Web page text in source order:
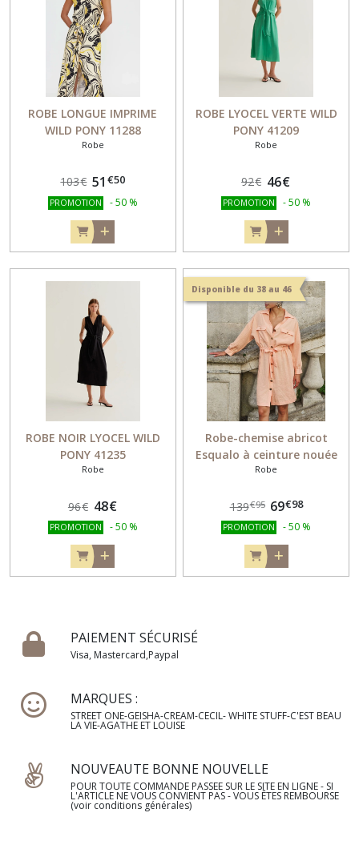
ROBE LONGUE IMPRIME
WILD PONY 11288
Robe
103€ 51 €50
PROMOTION -50 %
ROBE LYOCEL VERTE WILD
PONY 41209
Robe
92€ 46€
PROMOTION -50 %
ROBE NOIR LYOCEL WILD
PONY 41235
Robe
96€ 48€
PROMOTION -50 %
Disponible du 38 au 46
Robe-chemise abricot
Esqualo à ceinture nouée
10036
Robe
139€95 69€98
PROMOTION -50 %
PAIEMENT SÉCURISÉ
Visa, Mastercard,Paypal
MARQUES :
STREET ONE-GEISHA-CREAM-CECIL- WHITE STUFF-C'EST BEAU
LA VIE-AGATHE ET LOUISE
NOUVEAUTE BONNE NOUVELLE
POUR TOUTE COMMANDE PASSEE SUR LE SITE EN LIGNE - SI
L'ARTICLE NE VOUS CONVIENT PAS - VOUS ÊTES REMBOURSE
(voir conditions générales)